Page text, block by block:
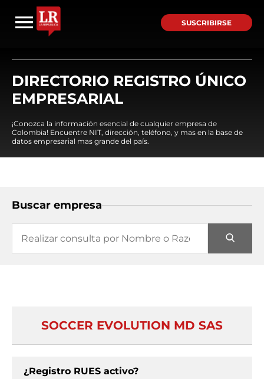
SUSCRIBIRSE
DIRECTORIO REGISTRO ÚNICO
EMPRESARIAL
¡Conozca la información esencial de cualquier empresa de
Colombia! Encuentre NIT, dirección, teléfono, y mas en la base de
datos empresarial mas grande del país.
Buscar empresa
SOCCER EVOLUTION MD SAS
¿Registro RUES activo?